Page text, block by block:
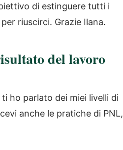
di estinguere tutti i
riuscirci. Grazie Ilana.
del lavoro
ho parlato dei miei livelli di
anche le pratiche di PNL,